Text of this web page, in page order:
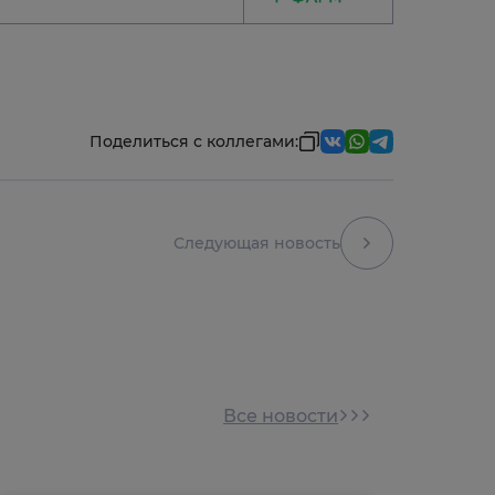
Поделиться с коллегами:
Следующая новость
Все новости